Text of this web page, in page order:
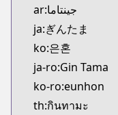
MangaUpdates
MangaUpdates
https://
Book☆Walker
Book☆Walker
https://
Official English
ar:جينتاما
ja:ぎんたま
ko:은혼
ja-ro:Gin Tama
ko-ro:eunhon
th:กินทามะ